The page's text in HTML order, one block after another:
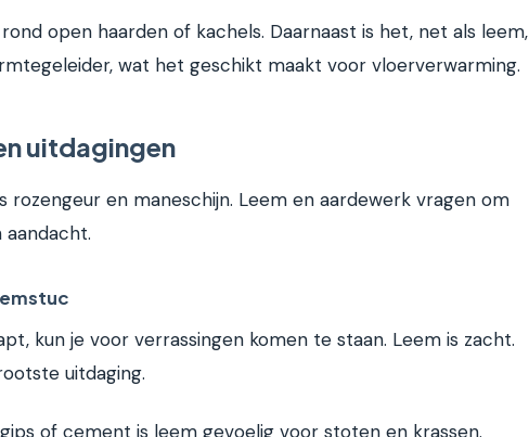
open haarden of kachels. Daarnaast is het, net als leem,
wat het geschikt maakt voor vloerverwarming.
uitdagingen
rozengeur en maneschijn. Leem en aardewerk vragen om
aandacht.
kun je voor verrassingen komen te staan. Leem is zacht.
uitdaging.
of cement is leem gevoelig voor stoten en krassen.